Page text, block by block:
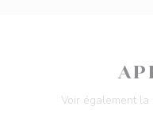
Voir également